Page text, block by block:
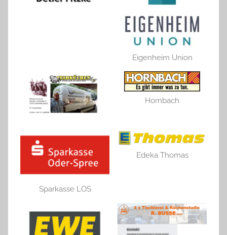
Eigenheim Union
Hornbach
Sparkasse LOS
Edeka Thomas